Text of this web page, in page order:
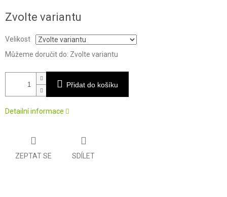
cena:
Zvolte variantu
Velikost
Můžeme doručit do: Zvolte variantu
Přidat do košíku
Detailní informace
ZEPTAT SE SDÍLET